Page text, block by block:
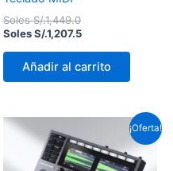
Soles S/.1,449.0
Soles S/.1,207.5
Añadir al carrito
¡Oferta!
original
era:
actual
es: